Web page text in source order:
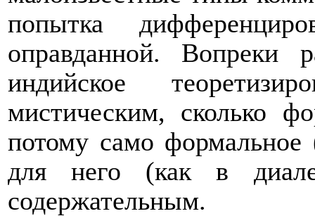
попытка
оправданной. Вопреки
индийское
мистическим, сколько
потому само формальное
для него (как в
содержательным.